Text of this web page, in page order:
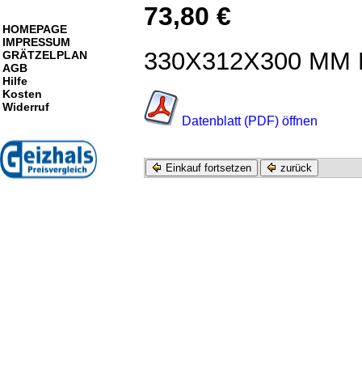
73,80 €
330X312X300 MM
Datenblatt (PDF) öffnen
Einkauf fortsetzen zurück
HOMEPAGE
IMPRESSUM
GRÄTZELPLAN
AGB
Hilfe
Kosten
Widerruf